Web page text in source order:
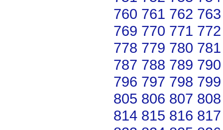
760 761 762 763
769 770 771 772
778 779 780 781
787 788 789 790
796 797 798 799
805 806 807 808
814 815 816 817